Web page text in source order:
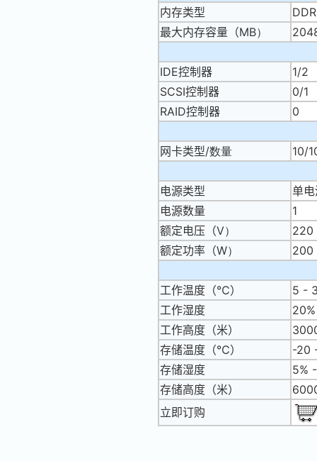
内存类型
最大内存容量（MB）
IDE控制器
1/2
SCSI控制器
0/1
RAID控制器
0
网卡类型/数量 10/
电源类型
单
电源数量
1
额定电压（V）
220
额定功率（W） 200
工作温度（℃）
5 -
工作湿度
工作高度（米）
存储温度（℃）
-20
存储湿度
5%
存储高度（米）
立即订购